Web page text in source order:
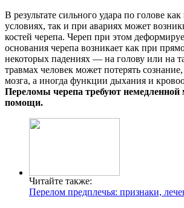
В результате сильного удара по голове
условиях, так и при авариях может
костей черепа. Череп при этом
основания черепа возникает как при
некоторых падениях — на голову или на
травмах человек может потерять
мозга, а иногда функции дыхания и
Переломы черепа требуют немедленной
помощи.
Читайте также:
Перелом предплечья: признаки,